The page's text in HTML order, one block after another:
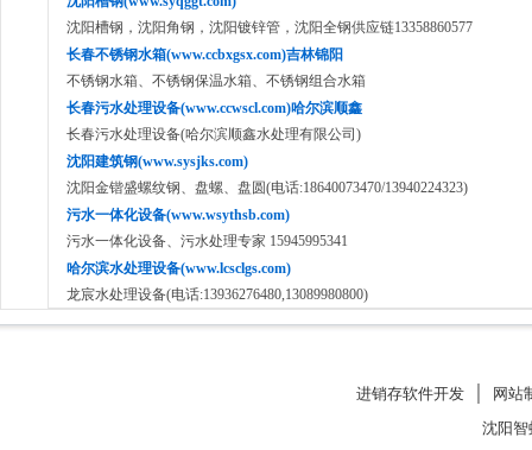
沈阳槽钢，沈阳角钢，沈阳镀锌管，沈阳全钢供应链13358860577
长春不锈钢水箱(www.ccbxgsx.com)吉林锦阳
不锈钢水箱、不锈钢保温水箱、不锈钢组合水箱
长春污水处理设备(www.ccwscl.com)哈尔滨顺鑫
长春污水处理设备(哈尔滨顺鑫水处理有限公司)
沈阳建筑钢(www.sysjks.com)
沈阳金锴盛螺纹钢、盘螺、盘圆(电话:18640073470/13940224323)
污水一体化设备(www.wsythsb.com)
污水一体化设备、污水处理专家 15945995341
哈尔滨水处理设备(www.lcsclgs.com)
龙宸水处理设备(电话:13936276480,13089980800)
进销存软件开发│
网站
沈阳